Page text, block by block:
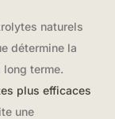
naturels
détermine la
terme.
plus efficaces
une